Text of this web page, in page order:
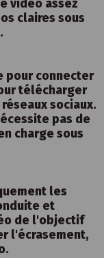
vidéo assez
claires sous
pour connecter
télécharger
sociaux.
pas de
charge sous
les
et
de l'objectif
l'écrasement,